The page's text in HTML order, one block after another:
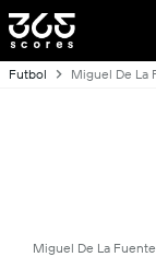
Futbol Miguel De La
Miguel De La